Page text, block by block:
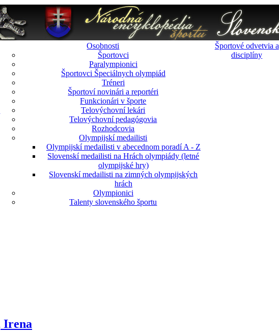
Osobnosti
Športovci
Paralympionici
Športovci Špeciálnych olympiád
Tréneri
Športoví novinári a reportéri
Funkcionári v športe
Telovýchovní lekári
Telovýchovní pedagógovia
Rozhodcovia
Olympijskí medailisti
Olympijskí medailisti v abecednom poradí A - Z
Slovenskí medailisti na Hrách olympiády (letné
olympijské hry)
Slovenskí medailisti na zimných olympijských
hrách
Olympionici
Talenty slovenského športu
Športové odvetvia a
disciplíny
Irena